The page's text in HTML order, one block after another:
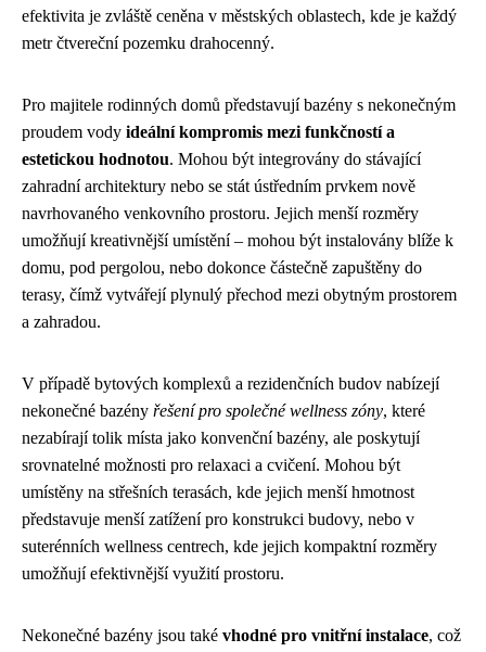
efektivita je zvláště ceněna v městských oblastech, kde je každý
metr čtvereční pozemku drahocenný.
Pro majitele rodinných domů představují bazény s nekonečným
proudem vody ideální kompromis mezi funkčností a
estetickou hodnotou. Mohou být integrovány do stávající
zahradní architektury nebo se stát ústředním prvkem nově
navrhovaného venkovního prostoru. Jejich menší rozměry
umožňují kreativnější umístění – mohou být instalovány blíže k
domu, pod pergolou, nebo dokonce částečně zapuštěny do
terasy, čímž vytvářejí plynulý přechod mezi obytným prostorem
a zahradou.
V případě bytových komplexů a rezidenčních budov nabízejí
nekonečné bazény řešení pro společné wellness zóny, které
nezabírají tolik místa jako konvenční bazény, ale poskytují
srovnatelné možnosti pro relaxaci a cvičení. Mohou být
umístěny na střešních terasách, kde jejich menší hmotnost
představuje menší zatížení pro konstrukci budovy, nebo v
suterénních wellness centrech, kde jejich kompaktní rozměry
umožňují efektivnější využití prostoru.
Nekonečné bazény jsou také vhodné pro vnitřní instalace, což